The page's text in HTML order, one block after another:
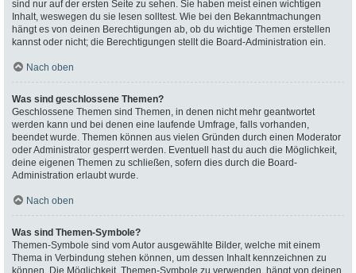
sind nur auf der ersten Seite zu sehen. Sie haben meist einen wichtigen
Inhalt, weswegen du sie lesen solltest. Wie bei den Bekanntmachungen
hängt es von deinen Berechtigungen ab, ob du wichtige Themen erstellen
kannst oder nicht; die Berechtigungen stellt die Board-Administration ein.
Nach oben
Was sind geschlossene Themen?
Geschlossene Themen sind Themen, in denen nicht mehr geantwortet
werden kann und bei denen eine laufende Umfrage, falls vorhanden,
beendet wurde. Themen können aus vielen Gründen durch einen Moderator
oder Administrator gesperrt werden. Eventuell hast du auch die Möglichkeit,
deine eigenen Themen zu schließen, sofern dies durch die Board-
Administration erlaubt wurde.
Nach oben
Was sind Themen-Symbole?
Themen-Symbole sind vom Autor ausgewählte Bilder, welche mit einem
Thema in Verbindung stehen können, um dessen Inhalt kennzeichnen zu
können. Die Möglichkeit, Themen-Symbole zu verwenden, hängt von deinen